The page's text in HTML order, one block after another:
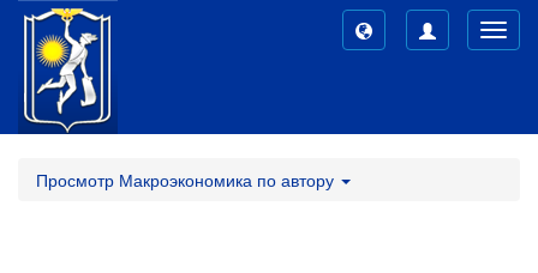
Просмотр Макроэкономика по автору